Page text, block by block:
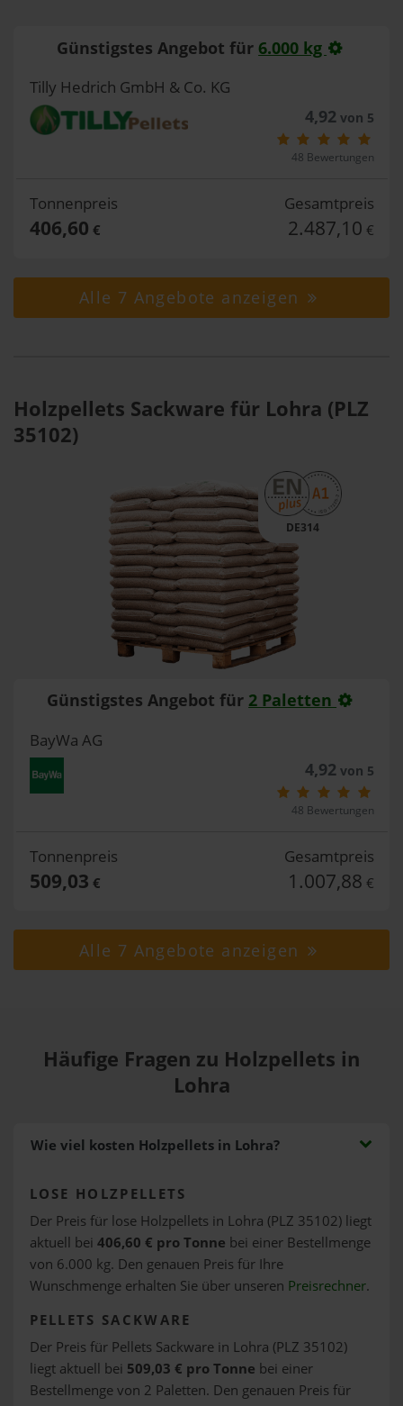
Günstigstes Angebot für 6.000 kg
Tilly Hedrich GmbH & Co. KG
4,92von 5
48 Bewertungen
Tonnenpreis
406,60 €
Gesamtpreis
2.487,10 €
Alle 7 Angebote anzeigen
Holzpellets Sackware für Lohra (PLZ
35102)
DE314
Günstigstes Angebot für 2 Paletten
BayWa AG
4,92von 5
48 Bewertungen
Tonnenpreis
509,03 €
Gesamtpreis
1.007,88 €
Alle 7 Angebote anzeigen
Häufige Fragen zu Holzpellets in
Lohra
Wie viel kosten Holzpellets in Lohra?
LOSE HOLZPELLETS
Der Preis für lose Holzpellets in Lohra (PLZ 35102) liegt
aktuell bei 406,60 € pro Tonne bei einer Bestellmenge
von 6.000 kg. Den genauen Preis für Ihre
Wunschmenge erhalten Sie über unseren Preisrechner.
PELLETS SACKWARE
Der Preis für Pellets Sackware in Lohra (PLZ 35102)
liegt aktuell bei 509,03 € pro Tonne bei einer
Bestellmenge von 2 Paletten. Den genauen Preis für